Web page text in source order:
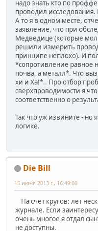
надо знать кто по
проводил
А то я в одном месте,
заявление, что при
Медведице (которые
решили измерить
принципе неплохо). И
*сопротивление равное
почва, а металл*. Что
хи и Ха!*.. Про отбор
сверхпроводимости я
соответственно о
Так что уж извините -
логике.
Die Bill
15 июня 2013 г., 16:49:00
На счет кругов: лет
журнале. Если
очень многое я отдал
не доступны.